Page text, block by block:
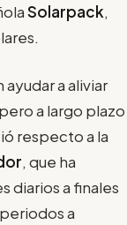
Solarpack,
a aliviar
a largo plazo
respecto a la
, que ha
diarios a finales
a